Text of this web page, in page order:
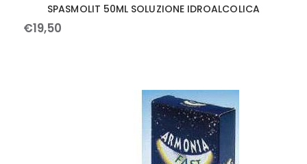
SPASMOLIT 50ML SOLUZIONE IDROALCOLICA
€19,50